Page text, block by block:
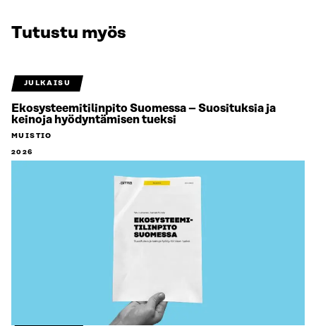
Tutustu myös
JULKAISU
Ekosysteemitilinpito Suomessa – Suosituksia ja
keinoja hyödyntämisen tueksi
MUISTIO
2026